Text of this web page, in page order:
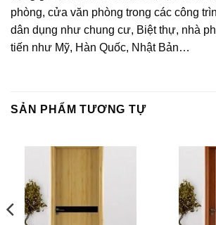
phòng, cửa văn phòng trong các công
dân dụng như chung cư, Biệt thự, nhà
tiến như Mỹ, Hàn Quốc, Nhật Bản…
SẢN PHẨM TƯƠNG TỰ